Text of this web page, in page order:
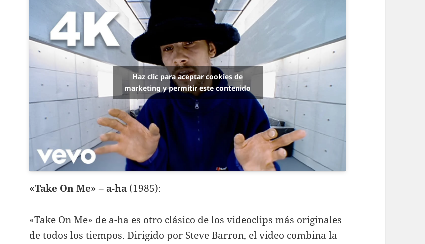
Haz clic para aceptar cookies de
marketing y permitir este contenido
«Take On Me» – a-ha (1985):
«Take On Me» de a-ha es otro clásico de los videoclips más originales
de todos los tiempos. Dirigido por Steve Barron, el video combina la